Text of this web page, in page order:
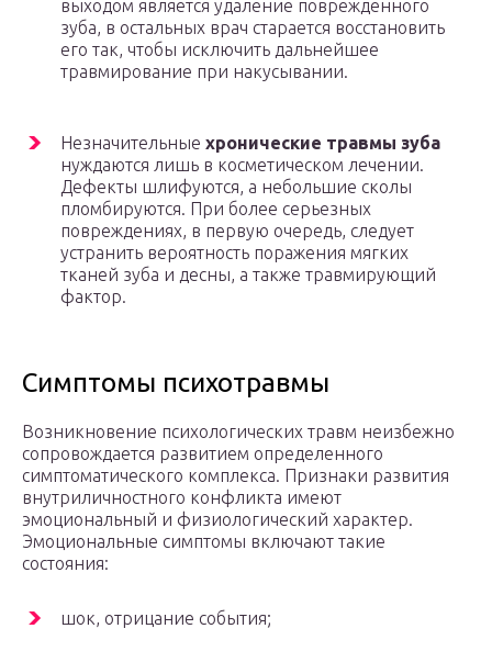
выходом является удаление поврежденного
зуба, в остальных врач старается восстановить
его так, чтобы исключить дальнейшее
травмирование при накусывании.
Незначительные хронические травмы зуба
нуждаются лишь в косметическом лечении.
Дефекты шлифуются, а небольшие сколы
пломбируются. При более серьезных
повреждениях, в первую очередь, следует
устранить вероятность поражения мягких
тканей зуба и десны, а также травмирующий
фактор.
Симптомы психотравмы
Возникновение психологических травм неизбежно
сопровождается развитием определенного
симптоматического комплекса. Признаки развития
внутриличностного конфликта имеют
эмоциональный и физиологический характер.
Эмоциональные симптомы включают такие
состояния:
шок, отрицание события;